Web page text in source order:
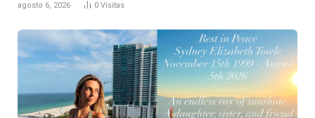
agosto 6, 2026 0 Visitas